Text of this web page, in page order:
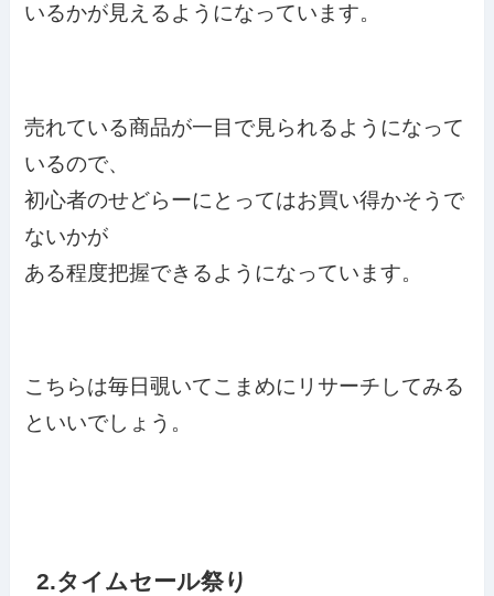
いるかが見えるようになっています。
売れている商品が一目で見られるようになって
いるので、
初心者のせどらーにとってはお買い得かそうで
ないかが
ある程度把握できるようになっています。
こちらは毎日覗いてこまめにリサーチしてみる
といいでしょう。
2.タイムセール祭り